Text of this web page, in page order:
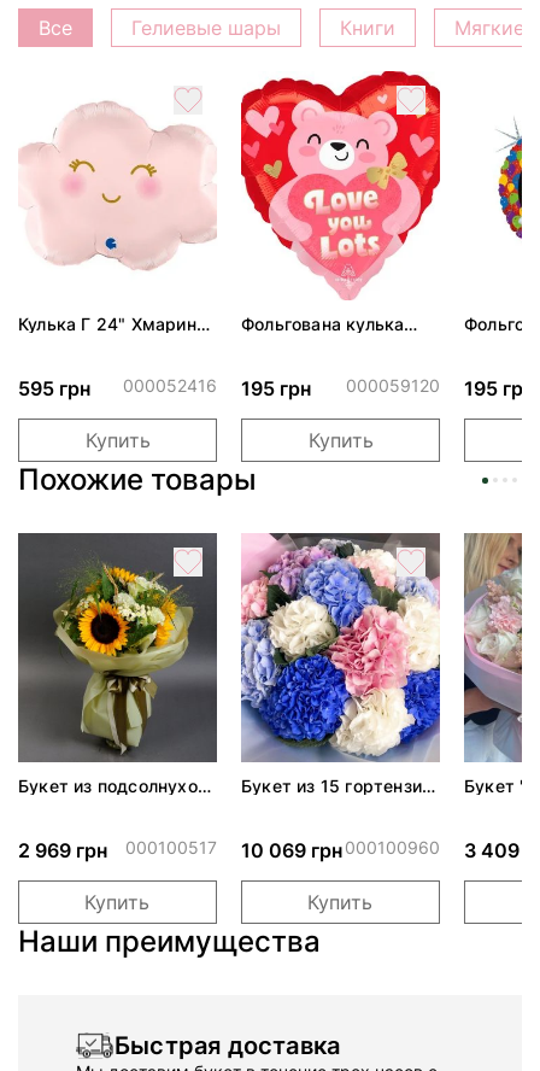
Все Гелиевые шары Книги Мягкие
Кулька Г 24" Хмаринка
595 грн 000052416
Купить
Фольгована кулька
195 грн 000059120
Купить
195 грн
Похожие товары
Букет из подсолнухов
2 969 грн 000100517
Купить
Букет из 15 гортензий
10 069 грн000100960
Купить
Букет
3 409
Наши преимущества
Быстрая доставка